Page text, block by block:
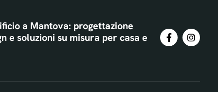
a Mantova: progettazione
e soluzioni su misura per casa e